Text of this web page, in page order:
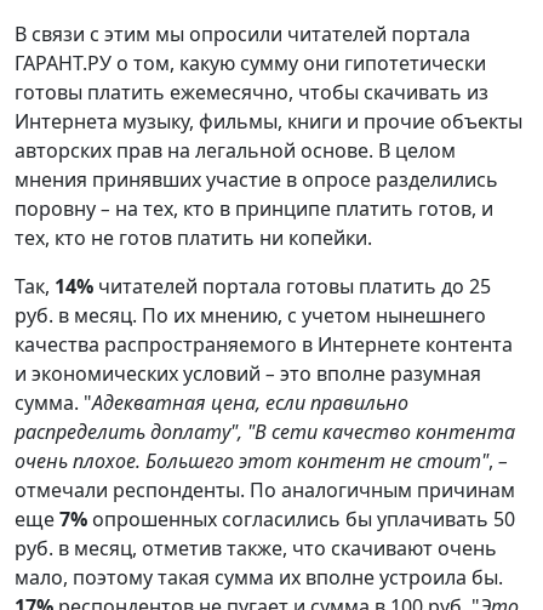
В связи с этим мы опросили читателей портала
ГАРАНТ.РУ о том, какую сумму они гипотетически
готовы платить ежемесячно, чтобы скачивать из
Интернета музыку, фильмы, книги и прочие объекты
авторских прав на легальной основе. В целом
мнения принявших участие в опросе разделились
поровну– на тех, кто в принципе платить готов, и
тех, кто не готов платить ни копейки.
Так, 14% читателей портала готовы платить до 25
руб. в месяц. По их мнению, с учетом нынешнего
качества распространяемого в Интернете контента
и экономических условий – это вполне разумная
сумма. "Адекватная цена, если правильно
распределить доплату", "В сети качество контента
очень плохое. Большего этот контент не стоит", –
отмечали респонденты. По аналогичным причинам
еще7% опрошенных согласились бы уплачивать 50
руб. в месяц, отметив также, что скачивают очень
мало, поэтому такая сумма их вполне устроила бы.